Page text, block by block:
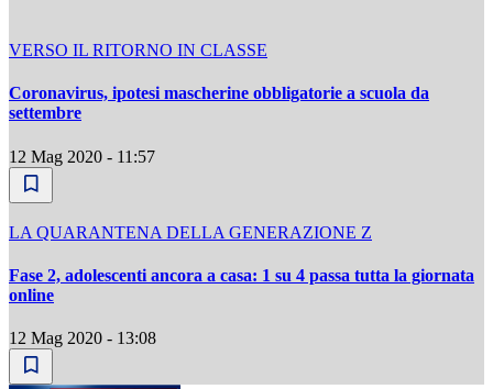
VERSO IL RITORNO IN CLASSE
Coronavirus, ipotesi mascherine obbligatorie a scuola da
settembre
12 Mag 2020 - 11:57
LA QUARANTENA DELLA GENERAZIONE Z
Fase 2, adolescenti ancora a casa: 1 su 4 passa tutta la giornata
online
12 Mag 2020 - 13:08